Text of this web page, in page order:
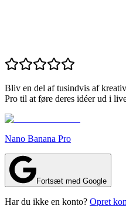
Bliv en del af tusindvis af
Pro til at føre deres idéer ud i
Nano Banana Pro
Fortsæt med Google
Har du ikke en konto? Opret